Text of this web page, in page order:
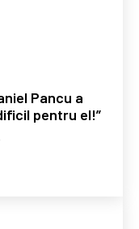
Pancu a
pentru el!”